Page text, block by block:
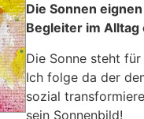
Die Sonnen
Begleiter im
Die Sonne steht
Ich folge da der
sozial
sein Sonnenbild!